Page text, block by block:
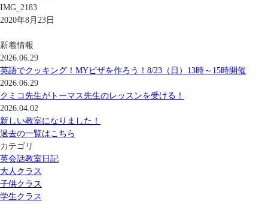
IMG_2183
2020年8月23日
新着情報
2026.06.29
英語でクッキング！MYピザを作ろう！8/23（日）13時～15時開催
2026.06.29
クミコ先生がトーマス先生のレッスンを受ける！
2026.04.02
新しい教室になりました！
過去の一覧はこちら
カテゴリ
英会話教室日記
大人クラス
子供クラス
学生クラス